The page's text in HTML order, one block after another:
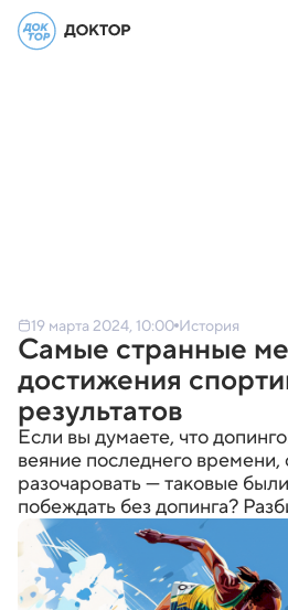
19 марта 2024, 10:00 История
Самые странные
достижения
результатов
Если вы думаете, что
веяние последнего
разочаровать — таковые
побеждать без допинга?